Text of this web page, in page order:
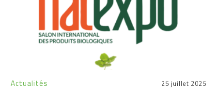
Actualités 25 juillet 2025